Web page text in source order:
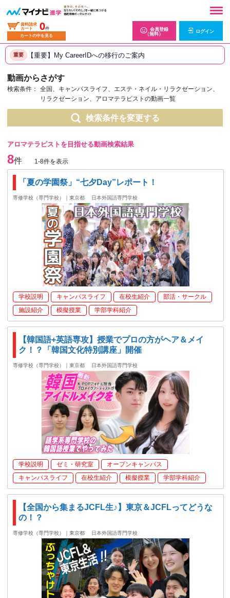
資料請求
カート
0件
カートの中を見る
会員登録
（無料）
ログイン
重要 【重要】My CareerIDへの移行のご案内
動画からさがす
検索条件：
全国、キャンパスライフ、エステ・ネイル・リラクゼーション、
リラクゼーション、アロマテラピストの動画一覧
検索条件を変更する
アロマテラピストを目指せる動画検索結果
8件 1-8件を表示
「夏の学園祭」“七夕Day”レポート！
専修学校（専門学校）｜東京都 日本外国語専門学校
学校説明 キャンパスライフ 在校生紹介
部活・サークル
施設紹介
模擬授業 学部学科紹介
【韓国語+英語専攻】授業でプロの方がヘア＆メイ
ク！？「韓国文化特別講座」開催
専修学校（専門学校）｜東京都 日本外国語専門学校
学校説明 ゼミ・研究室
オープンキャンパス
キャンパスライフ
在校生紹介 模擬授業 学部学科紹介
【全国から集まるJCFL生♪】東京＆JCFLってどうな
の！？
専修学校（専門学校）｜東京都 日本外国語専門学校